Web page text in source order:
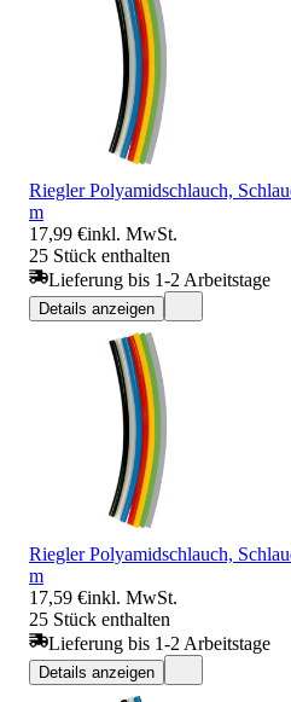
Riegler Polyamidschlauch,
m
17,99 €inkl. MwSt.
25 Stück enthalten
Lieferung bis 1-2 Arbeitstage
Details anzeigen
Riegler Polyamidschlauch,
m
17,59 €inkl. MwSt.
25 Stück enthalten
Lieferung bis 1-2 Arbeitstage
Details anzeigen